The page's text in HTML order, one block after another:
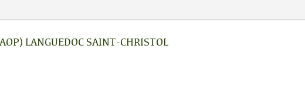
LANGUEDOC SAINT-CHRISTOL